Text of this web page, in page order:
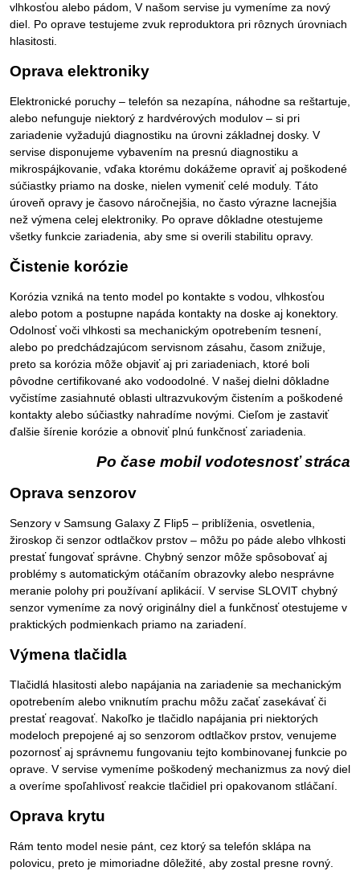
vlhkosťou alebo pádom, V našom servise ju vymeníme za nový
diel. Po oprave testujeme zvuk reproduktora pri rôznych úrovniach
hlasitosti.
Oprava elektroniky
Elektronické poruchy – telefón sa nezapína, náhodne sa reštartuje,
alebo nefunguje niektorý z hardvérových modulov – si pri
zariadenie vyžadujú diagnostiku na úrovni základnej dosky. V
servise disponujeme vybavením na presnú diagnostiku a
mikrospájkovanie, vďaka ktorému dokážeme opraviť aj poškodené
súčiastky priamo na doske, nielen vymeniť celé moduly. Táto
úroveň opravy je časovo náročnejšia, no často výrazne lacnejšia
než výmena celej elektroniky. Po oprave dôkladne otestujeme
všetky funkcie zariadenia, aby sme si overili stabilitu opravy.
Čistenie korózie
Korózia vzniká na tento model po kontakte s vodou, vlhkosťou
alebo potom a postupne napáda kontakty na doske aj konektory.
Odolnosť voči vlhkosti sa mechanickým opotrebením tesnení,
alebo po predchádzajúcom servisnom zásahu, časom znižuje,
preto sa korózia môže objaviť aj pri zariadeniach, ktoré boli
pôvodne certifikované ako vodoodolné. V našej dielni dôkladne
vyčistíme zasiahnuté oblasti ultrazvukovým čistením a poškodené
kontakty alebo súčiastky nahradíme novými. Cieľom je zastaviť
ďalšie šírenie korózie a obnoviť plnú funkčnosť zariadenia.
Po čase mobil vodotesnosť stráca
Oprava senzorov
Senzory v Samsung Galaxy Z Flip5 – priblíženia, osvetlenia,
žiroskop či senzor odtlačkov prstov – môžu po páde alebo vlhkosti
prestať fungovať správne. Chybný senzor môže spôsobovať aj
problémy s automatickým otáčaním obrazovky alebo nesprávne
meranie polohy pri používaní aplikácií. V servise SLOVIT chybný
senzor vymeníme za nový originálny diel a funkčnosť otestujeme v
praktických podmienkach priamo na zariadení.
Výmena tlačidla
Tlačidlá hlasitosti alebo napájania na zariadenie sa mechanickým
opotrebením alebo vniknutím prachu môžu začať zasekávať či
prestať reagovať. Nakoľko je tlačidlo napájania pri niektorých
modeloch prepojené aj so senzorom odtlačkov prstov, venujeme
pozornosť aj správnemu fungovaniu tejto kombinovanej funkcie po
oprave. V servise vymeníme poškodený mechanizmus za nový diel
a overíme spoľahlivosť reakcie tlačidiel pri opakovanom stláčaní.
Oprava krytu
Rám tento model nesie pánt, cez ktorý sa telefón sklápa na
polovicu, preto je mimoriadne dôležité, aby zostal presne rovný.